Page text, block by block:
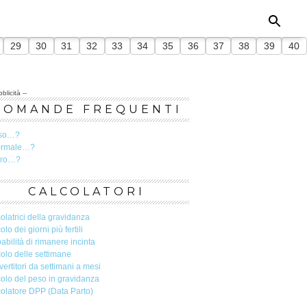
29 30 31 32 33 34 35 36 37 38 39 40
--
FREQUENTI
CALCOLATORI
della gravidanza
dei giorni più fertili
di rimanere incinta
delle settimane
da settimani a mesi
del peso in gravidanza
DPP (Data Parto)